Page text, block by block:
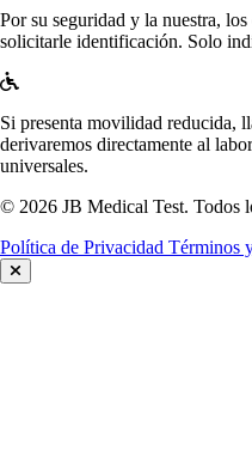
Por su seguridad y la nuestra,
solicitarle identificación. Solo
Si presenta movilidad reducida,
derivaremos directamente al
universales.
© 2026 JB Medical Test. Todos
Política de Privacidad Términos